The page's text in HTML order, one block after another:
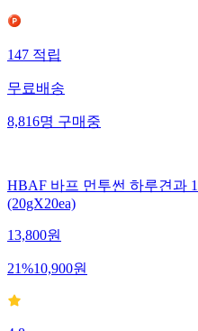
147적립
무료배송
8,816명구매중
HBAF 바프 먼투썬 하루견과
(20gX20ea)
13,800원
21%10,900원